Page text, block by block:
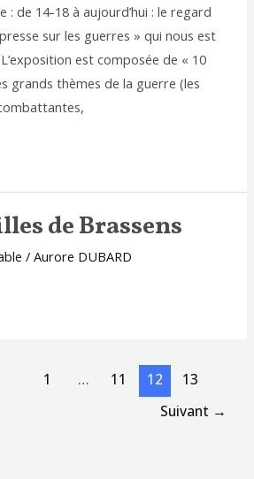
: de 14-18 à aujourd’hui : le regard
sur les guerres » qui nous est
est composée de « 10
grands thèmes de la guerre (les
de Brassens
/Aurore DUBARD
1 … 11 12
13
Suivant →